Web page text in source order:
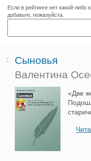
Если в рейтинге нет какой-либо
добавьте, пожалуйста.
1.
Сыновья
Валентина
«Две